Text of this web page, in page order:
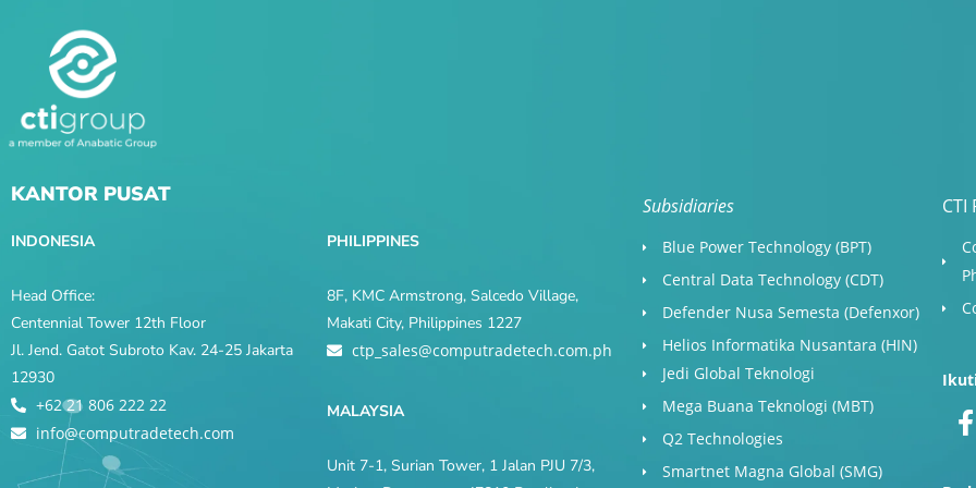
KANTOR PUSAT
INDONESIA
Head Office:
Centennial Tower 12th Floor
Jl. Jend. Gatot Subroto Kav. 24-25 Jakarta
12930
+62 21 806 222 22
info@computradetech.com
PHILIPPINES
8F, KMC Armstrong, Salcedo Village,
Makati City, Philippines 1227
ctp_sales@computradetech.com.ph
MALAYSIA
Unit 7-1, Surian Tower, 1 Jalan PJU 7/3,
Subsidiaries
Blue Power Technology (BPT)​
Central Data Technology (CDT)
Defender Nusa Semesta (Defenxor)
Helios Informatika Nusantara (HIN)
Jedi Global Teknologi
Mega Buana Teknologi (MBT)
Q2 Technologies
Smartnet Magna Global (SMG)
CTI
F
a